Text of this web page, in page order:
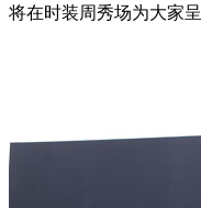
将在时装周秀场为大家